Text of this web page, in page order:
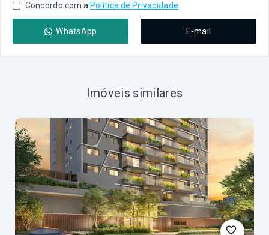
Concordo com a Política de Privacidade
WhatsApp E-mail
Imóveis similares